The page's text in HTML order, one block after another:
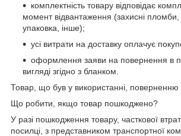
комплектність товару відповідає
момент відвантаження (захисні пломби,
упаковка, інше);
усі витрати на доставку оплачує
оформлення заяви на повернення в
вигляді згідно з бланком.
Товар, що був у використанні, поверненню
Що робити, якщо товар пошкоджено?
У разі пошкодження товару, часткової
посилці, з представником транспортної